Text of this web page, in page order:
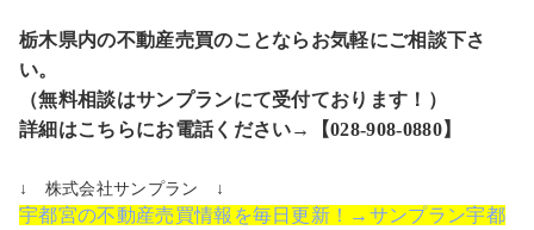
栃木県内の不動産売買のことならお気軽にご相談下さ
い。
（無料相談はサンプランにて受付ております！）
詳細はこちらにお電話ください→【028-908-0880】
↓ 株式会社サンプラン ↓
宇都宮の不動産売買情報を毎日更新！→サンプラン宇都